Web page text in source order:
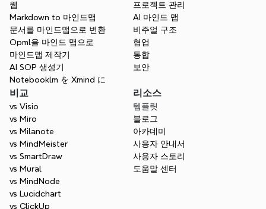
당신의 프레젠테이션을 멋지게
만들 준비가 되었나요?
아이디어를 구조적인 멋진 슬라이드로 몇 분
만에 전환하여 프레젠테이션 방식을 변화시키
세요. Xmind AI는 더 빠르게 작업하고, 명확하
게 사고하며, 자신 있게 발표할 수 있도록 도와
줍니다.
무료로 시작하세요
웹
Markdown to 마인드맵
문서를 마인드맵으로 변환
Opml을 마인드 맵으로
마인드맵 제작기
AI SOP 생성기
Notebooklm を Xmind に
프로젝트 관리
AI 마인드 맵
비주얼 구조
협업
통합
보안
비교
vs Visio
vs Miro
vs Milanote
vs MindMeister
vs SmartDraw
vs Mural
vs MindNode
vs Lucidchart
vs ClickUp
리소스
템플릿
블로그
아카데미
사용자 안내서
사용자 스토리
도움말 센터